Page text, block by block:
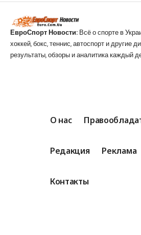
ЕвроСпорт Новости: Всё о спорте в
хоккей, бокс, теннис, автоспорт и другие
результаты, обзоры и аналитика каждый
О нас
Редакция Реклама
Контакты